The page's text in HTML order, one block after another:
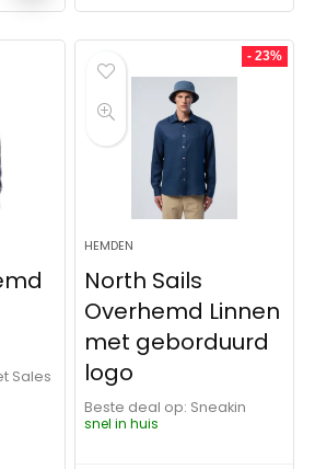
Sales
- 23%
HEMDEN
North Sails
Overhemd Linnen
met geborduurd
logo
Beste deal op:
Sneakin
snel in huis